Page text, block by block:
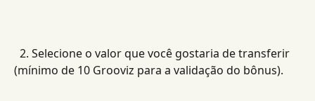
(mínimo de 10 Grooviz para a validação do bônus).